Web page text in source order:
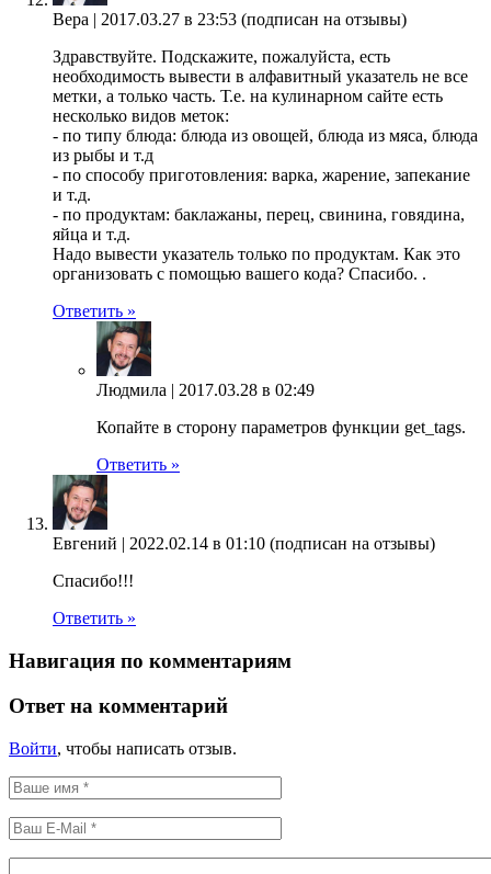
Вера | 2017.03.27 в 23:53 (подписан на отзывы)
Здравствуйте. Подскажите, пожалуйста, есть
необходимость вывести в алфавитный указатель не все
метки, а только часть. Т.е. на кулинарном сайте есть
несколько видов меток:
- по типу блюда: блюда из овощей, блюда из мяса, блюда
из рыбы и т.д
- по способу приготовления: варка, жарение, запекание
и т.д.
- по продуктам: баклажаны, перец, свинина, говядина,
яйца и т.д.
Надо вывести указатель только по продуктам. Как это
организовать с помощью вашего кода? Спасибо. .
Ответить »
Людмила | 2017.03.28 в 02:49
Копайте в сторону параметров функции get_tags.
Ответить »
Евгений | 2022.02.14 в 01:10 (подписан на отзывы)
Спасибо!!!
Ответить »
Навигация по комментариям
Ответ на комментарий
Войти, чтобы написать отзыв.